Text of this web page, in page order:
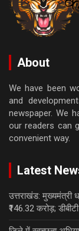
About
We have been
and
newspaper. We
our readers can
convenient way.
Latest
उत्तराखंड: मुख्यमंत्री
₹146.32 करोड़;